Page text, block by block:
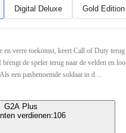
Digital Deluxe Gold Edition
en verre toekomst, keert Call of Duty
de speler terug naar de velden en
een pasbenoemde soldaat in d ...
G2A Plus
verdienen:106